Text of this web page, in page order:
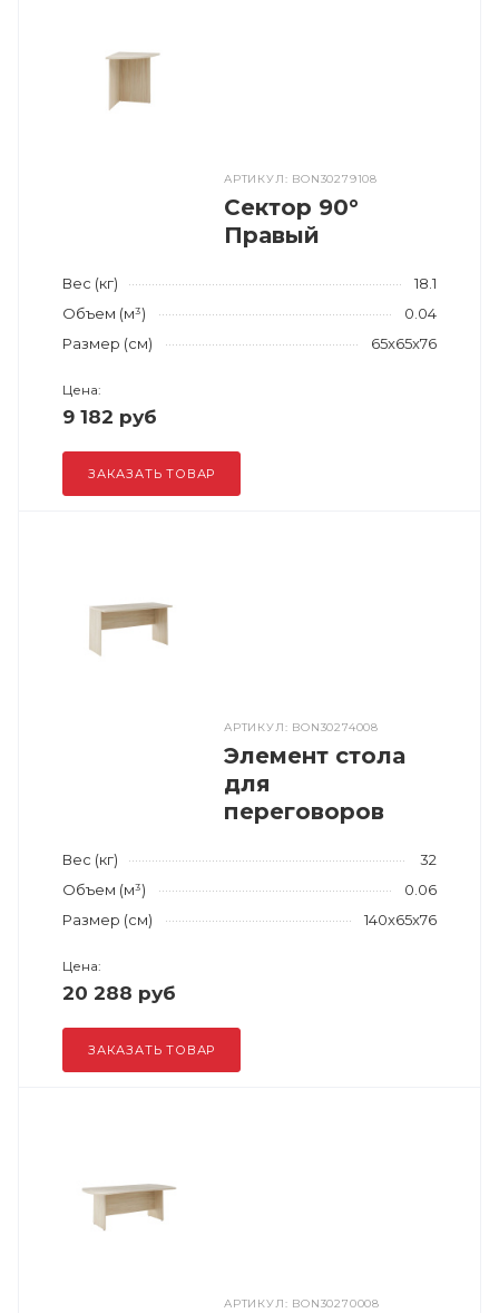
АРТИКУЛ: BON30279108
Сектор 90°
Правый
Вес (кг)
18.1
Объем (м³)
0.04
Размер (см)
65x65x76
Цена:
9 182 руб
ЗАКАЗАТЬ ТОВАР
АРТИКУЛ: BON30274008
Элемент стола
для
переговоров
Вес (кг)
32
Объем (м³)
0.06
Размер (см)
140x65x76
Цена:
20 288 руб
ЗАКАЗАТЬ ТОВАР
АРТИКУЛ: BON30270008